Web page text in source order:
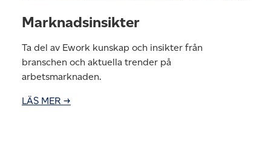
Marknadsinsikter
Ta del av Ework kunskap och insikter från
branschen och aktuella trender på
arbetsmarknaden.
LÄS MER →